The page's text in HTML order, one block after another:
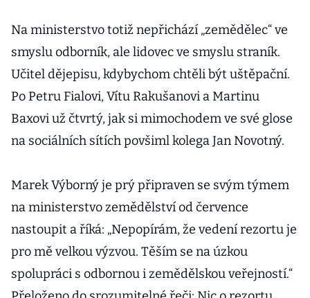
Na ministerstvo totiž nepřichází „zemědělec“ ve
smyslu odborník, ale lidovec ve smyslu straník.
Učitel dějepisu, kdybychom chtěli být uštěpační.
Po Petru Fialovi, Vítu Rakušanovi a Martinu
Baxovi už čtvrtý, jak si mimochodem ve své glose
na sociálních sítích povšiml kolega Jan Novotný.
Marek Výborný je prý připraven se svým týmem
na ministerstvo zemědělství od července
nastoupit a říká: „Nepopírám, že vedení rezortu je
pro mě velkou výzvou. Těším se na úzkou
spolupráci s odbornou i zemědělskou veřejností.“